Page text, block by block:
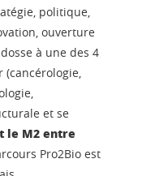
politique,
ouverture
à une des 4
et se
le M2 entre
Pro2Bio est